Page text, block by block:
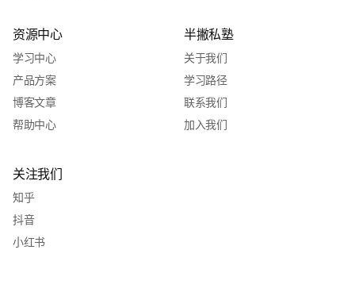
资源中心
学习中心
产品方案
博客文章
帮助中心
半撇私塾
关于我们
学习路径
联系我们
加入我们
关注我们
知乎
抖音
小红书